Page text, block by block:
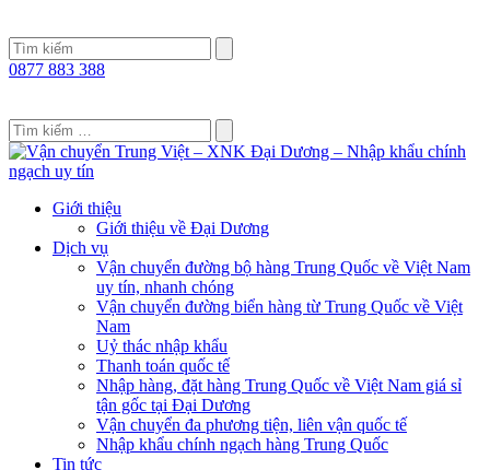
0877 883 388
Giới thiệu
Giới thiệu về Đại Dương
Dịch vụ
Vận chuyển đường bộ hàng Trung Quốc về Việt Nam
uy tín, nhanh chóng
Vận chuyển đường biển hàng từ Trung Quốc về Việt
Nam
Uỷ thác nhập khẩu
Thanh toán quốc tế
Nhập hàng, đặt hàng Trung Quốc về Việt Nam giá sỉ
tận gốc tại Đại Dương
Vận chuyển đa phương tiện, liên vận quốc tế
Nhập khẩu chính ngạch hàng Trung Quốc
Tin tức